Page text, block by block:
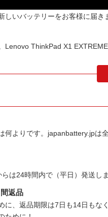
いバッテリーをお客様に届き
Lenovo ThinkPad X1
何よりです。japanbattery.jpは
は24時間内で（平日）発送し
返品
に、返品期限は7日も14日も